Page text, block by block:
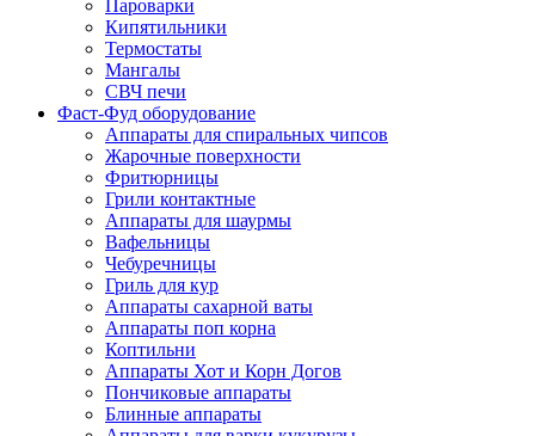
Пароварки
Кипятильники
Термостаты
Мангалы
СВЧ печи
Фаст-Фуд оборудование
Аппараты для спиральных чипсов
Жарочные поверхности
Фритюрницы
Грили контактные
Аппараты для шаурмы
Вафельницы
Чебуречницы
Гриль для кур
Аппараты сахарной ваты
Аппараты поп корна
Коптильни
Аппараты Хот и Корн Догов
Пончиковые аппараты
Блинные аппараты